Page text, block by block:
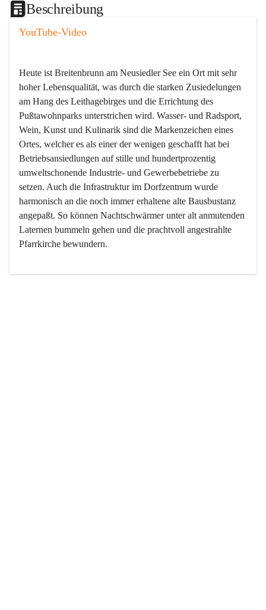
Beschreibung
YouTube-Video
Heute ist Breitenbrunn am Neusiedler See ein Ort mit sehr
hoher Lebensqualität, was durch die starken Zusiedelungen
am Hang des Leithagebirges und die Errichtung des
Pußtawohnparks unterstrichen wird. Wasser- und Radsport,
Wein, Kunst und Kulinarik sind die Markenzeichen eines
Ortes, welcher es als einer der wenigen geschafft hat bei
Betriebsansiedlungen auf stille und hundertprozentig
umweltschonende Industrie- und Gewerbebetriebe zu
setzen. Auch die Infrastruktur im Dorfzentrum wurde
harmonisch an die noch immer erhaltene alte Bausbustanz
angepaßt. So können Nachtschwärmer unter alt anmutenden
Laternen bummeln gehen und die prachtvoll angestrahlte
Pfarrkirche bewundern.
Der Weinbau dominert heute nicht mehr, ist aber integrativer